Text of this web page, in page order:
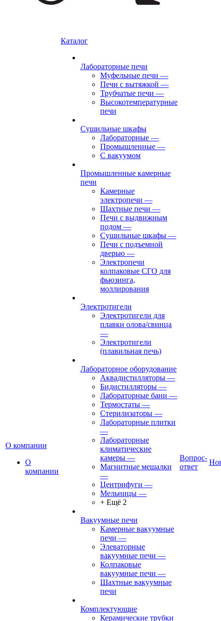
О компании
О
компании
Каталог
Лабораторные печи
Муфельные печи —
Печи с вытяжкой —
Трубчатые печи —
Высокотемпературные
печи
Сушильные шкафы
Лабораторные —
Промышленные —
С вакуумом
Промышленные камерные
печи
Камерные
электропечи —
Шахтные печи —
Печи с выдвижным
подом —
Сушильные шкафы —
Печи с подъемной
дверью —
Электропечи
колпаковые СГО для
фьюзинга,
моллирования
Электротигели
Электротигели для
плавки олова/свинца
—
Электротигели
(плавильная печь)
Лабораторное оборудование
Аквадистилляторы —
Бидистилляторы —
Лабораторные бани —
Термостаты —
Стерилизаторы —
Лабораторные плитки
—
Лабораторные
климатические
камеры —
Магнитные мешалки
—
Центрифуги —
Мельницы —
+ Ещё 2
Вакуумные печи
Камерные вакуумные
печи —
Элеваторные
вакуумные печи —
Колпаковые
вакуумные печи —
Шахтные вакуумные
печи
Комплектующие
Керамические трубки
Вопрос-
ответ